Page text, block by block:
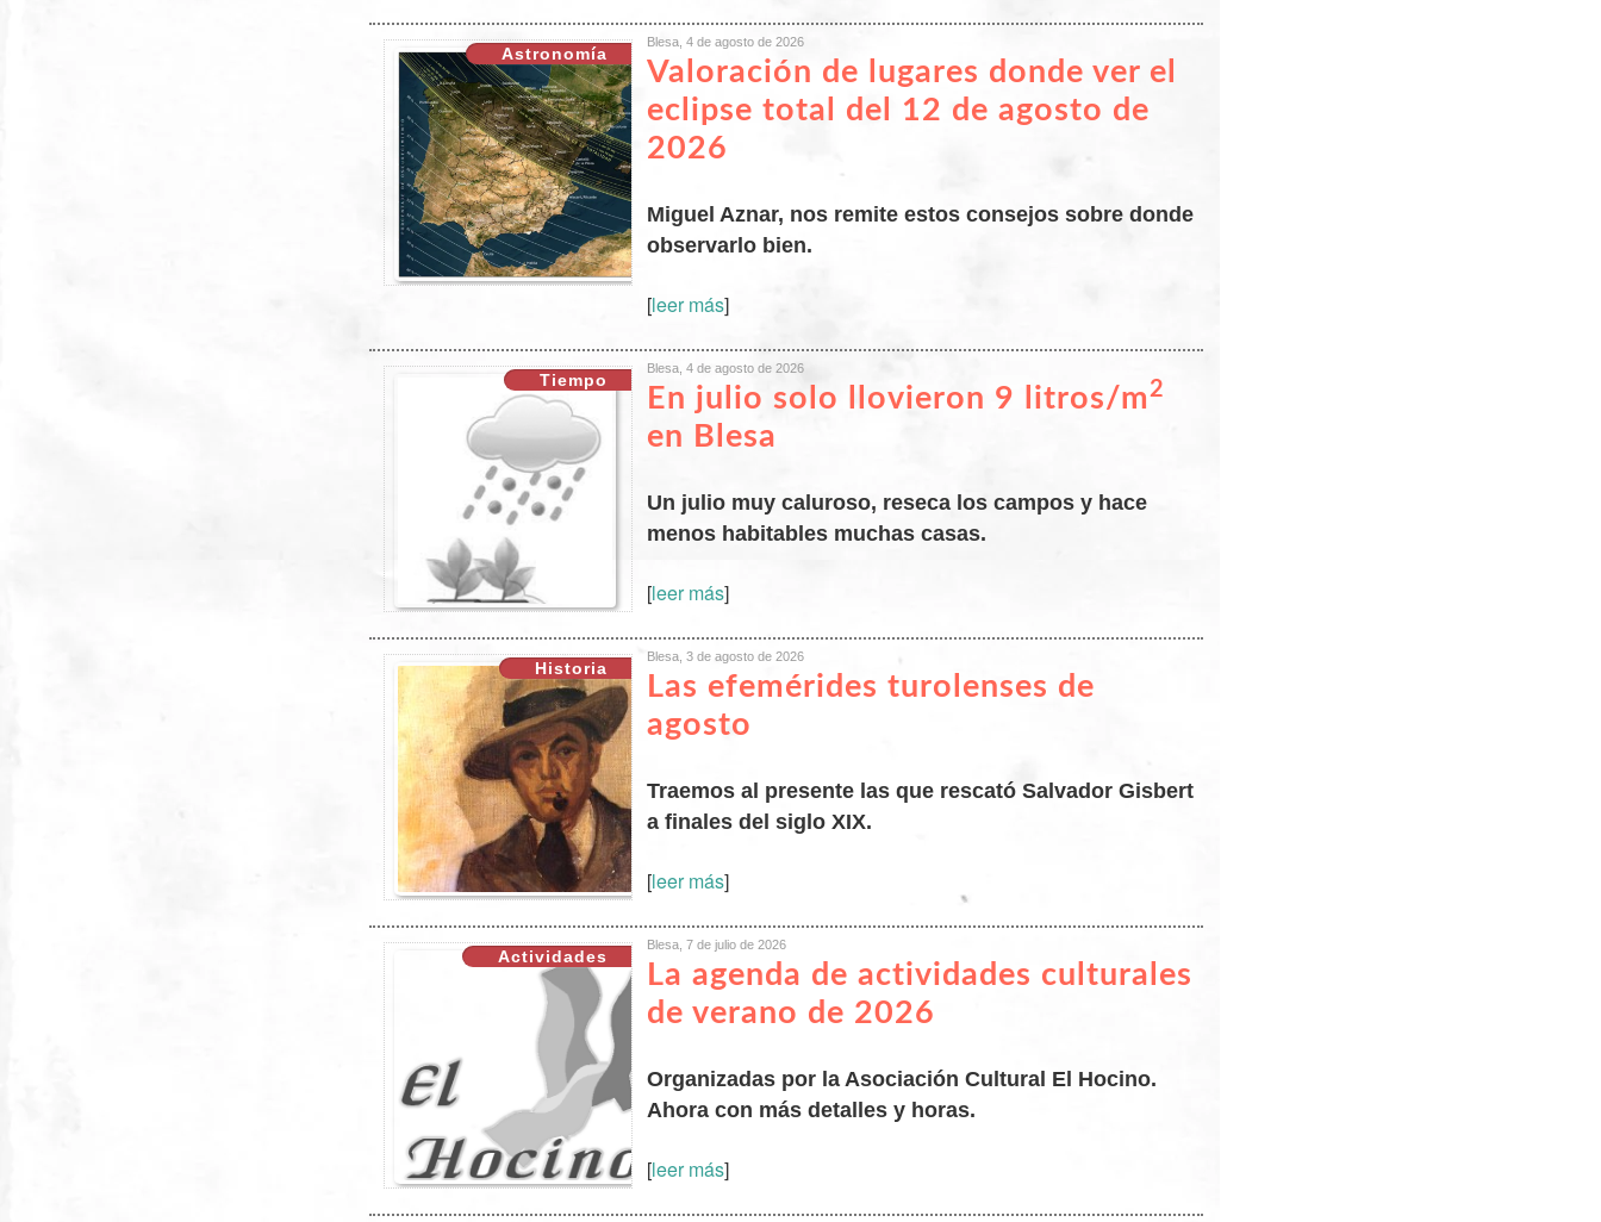
XX
Astronomía
XX
Blesa, 4 de agosto de 2026
Valoración de lugares donde ver el
eclipse total del 12 de agosto de
2026
Miguel Aznar, nos remite estos consejos sobre donde
observarlo bien.
[leer más]
Tiempo
XX
Blesa, 4 de agosto de 2026
En julio solo llovieron 9 litros/m2
en Blesa
Un julio muy caluroso, reseca los campos y hace
menos habitables muchas casas.
[leer más]
Historia
XX
Blesa, 3 de agosto de 2026
Las efemérides turolenses de
agosto
Traemos al presente las que rescató Salvador Gisbert
a finales del siglo XIX.
[leer más]
Actividades
Blesa, 7 de julio de 2026
La agenda de actividades culturales
de verano de 2026
Organizadas por la Asociación Cultural El Hocino.
Ahora con más detalles y horas.
[leer más]